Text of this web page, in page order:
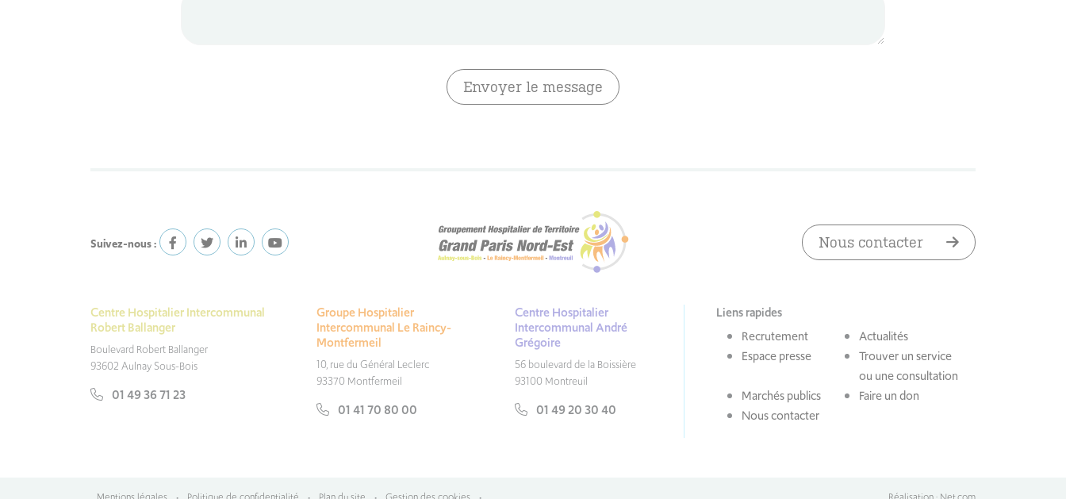
Envoyer le message
Suivez-nous : Nous contacter
Centre Hospitalier Intercommunal
Robert Ballanger
Boulevard Robert Ballanger
93602 Aulnay Sous-Bois
01 49 36 71 23
Groupe Hospitalier
Intercommunal Le Raincy-
Montfermeil
10, rue du Général Leclerc
93370 Montfermeil
01 41 70 80 00
Centre Hospitalier
Intercommunal André
Grégoire
56 boulevard de la Boissière
93100 Montreuil
01 49 20 30 40
Liens rapides
Recrutement
Actualités
Espace presse
Trouver un service
ou une consultation
Marchés publics
Faire un don
Nous contacter